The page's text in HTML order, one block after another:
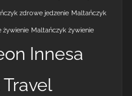
zdrowe jedzenie Maltańczyk
żywienie Maltańczyk żywienie
Innesa